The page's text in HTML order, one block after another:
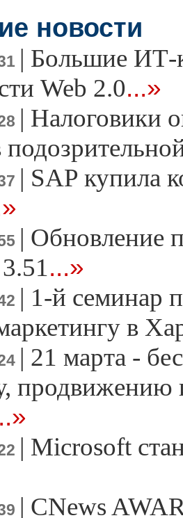
новости
| Большие ИТ-
Web 2.0...»
| Налоговики
| SAP купила
| Обновление
...»
| 1-й семинар
в
| 21 марта -
| Microsoft
| CNews